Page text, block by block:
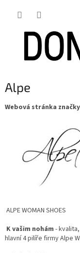
Alpe
Webová stránka
ALPE WOMAN SHOES
K vašim nohám -
hlavní 4 pilíře firmy Alpe